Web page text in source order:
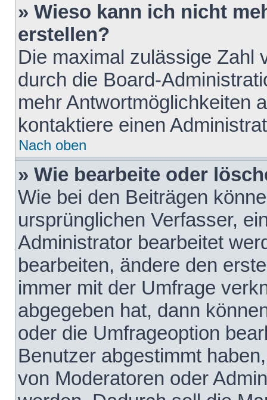
» Wieso kann ich nicht
erstellen?
Die maximal zulässige Zahl
durch die Board-
mehr Antwortmöglichkeiten
kontaktiere einen
Nach oben
» Wie bearbeite oder
Wie bei den Beiträgen
ursprünglichen Verfasser,
Administrator bearbeitet
bearbeiten, ändere den
immer mit der Umfrage
abgegeben hat, dann
oder die Umfrageoption
Benutzer abgestimmt
von Moderatoren oder